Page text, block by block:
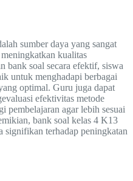
sumber daya yang sangat
kualitas
bank soal secara efektif, siswa
untuk menghadapi berbagai
optimal. Guru juga dapat
efektivitas metode
pembelajaran agar lebih sesuai
bank soal kelas 4 K13
signifikan terhadap peningkatan